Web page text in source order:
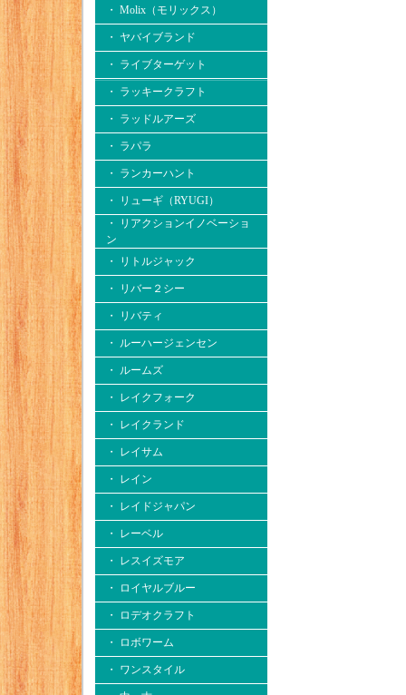
・ Molix（モリックス）
・ ヤバイブランド
・ ライブターゲット
・ ラッキークラフト
・ ラッドルアーズ
・ ラパラ
・ ランカーハント
・ リューギ（RYUGI）
・ リアクションイノベーショ
ン
・ リトルジャック
・ リバー２シー
・ リバティ
・ ルーハージェンセン
・ ルームズ
・ レイクフォーク
・ レイクランド
・ レイサム
・ レイン
・ レイドジャパン
・ レーベル
・ レスイズモア
・ ロイヤルブルー
・ ロデオクラフト
・ ロボワーム
・ ワンスタイル